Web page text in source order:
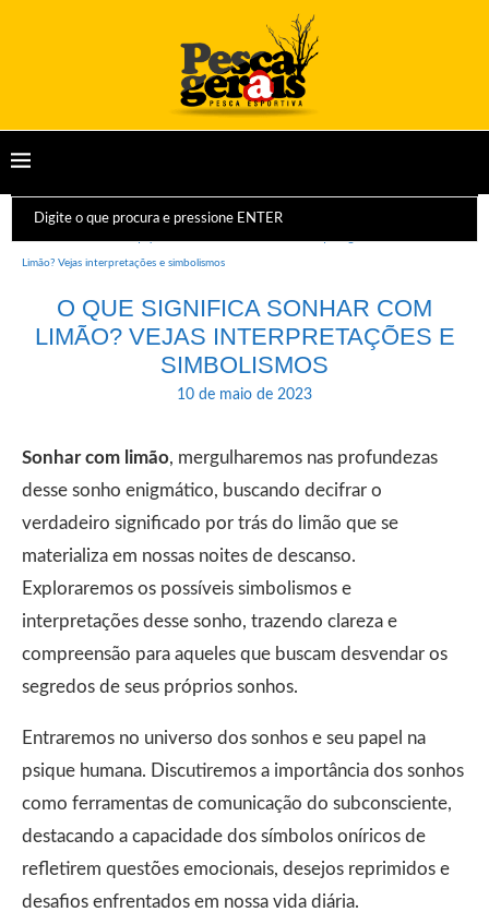
Limão? Vejas interpretações e simbolismos
O QUE SIGNIFICA SONHAR COM
LIMÃO? VEJAS INTERPRETAÇÕES E
SIMBOLISMOS
10 de maio de 2023
Sonhar com limão, mergulharemos nas profundezas
desse sonho enigmático, buscando decifrar o
verdadeiro significado por trás do limão que se
materializa em nossas noites de descanso.
Exploraremos os possíveis simbolismos e
interpretações desse sonho, trazendo clareza e
compreensão para aqueles que buscam desvendar os
segredos de seus próprios sonhos.
Entraremos no universo dos sonhos e seu papel na
psique humana. Discutiremos a importância dos sonhos
como ferramentas de comunicação do subconsciente,
destacando a capacidade dos símbolos oníricos de
refletirem questões emocionais, desejos reprimidos e
desafios enfrentados em nossa vida diária.